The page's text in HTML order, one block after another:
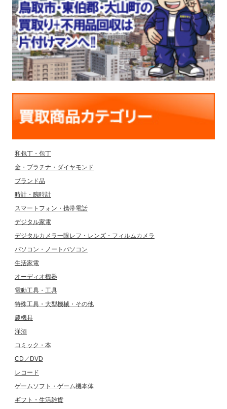
和包丁・包丁
金・プラチナ・ダイヤモンド
ブランド品
時計・腕時計
スマートフォン・携帯電話
デジタル家電
デジタルカメラ一眼レフ・レンズ・フィルムカメラ
パソコン・ノートパソコン
生活家電
オーディオ機器
電動工具・工具
特殊工具・大型機械・その他
農機具
洋酒
コミック・本
CD／DVD
レコード
ゲームソフト・ゲーム機本体
ギフト・生活雑貨